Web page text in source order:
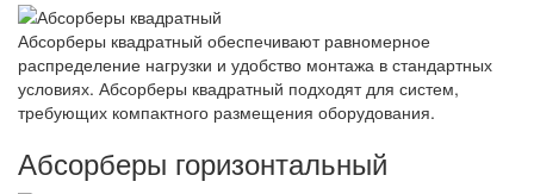
Абсорберы квадратный обеспечивают равномерное
распределение нагрузки и удобство монтажа в стандартных
условиях. Абсорберы квадратный подходят для систем,
требующих компактного размещения оборудования.
Абсорберы горизонтальный